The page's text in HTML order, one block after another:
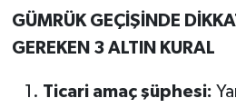
GÜMRÜK GEÇİŞİNDE
GEREKEN 3 ALTIN KURAL
Ticari amaç şüphesi: